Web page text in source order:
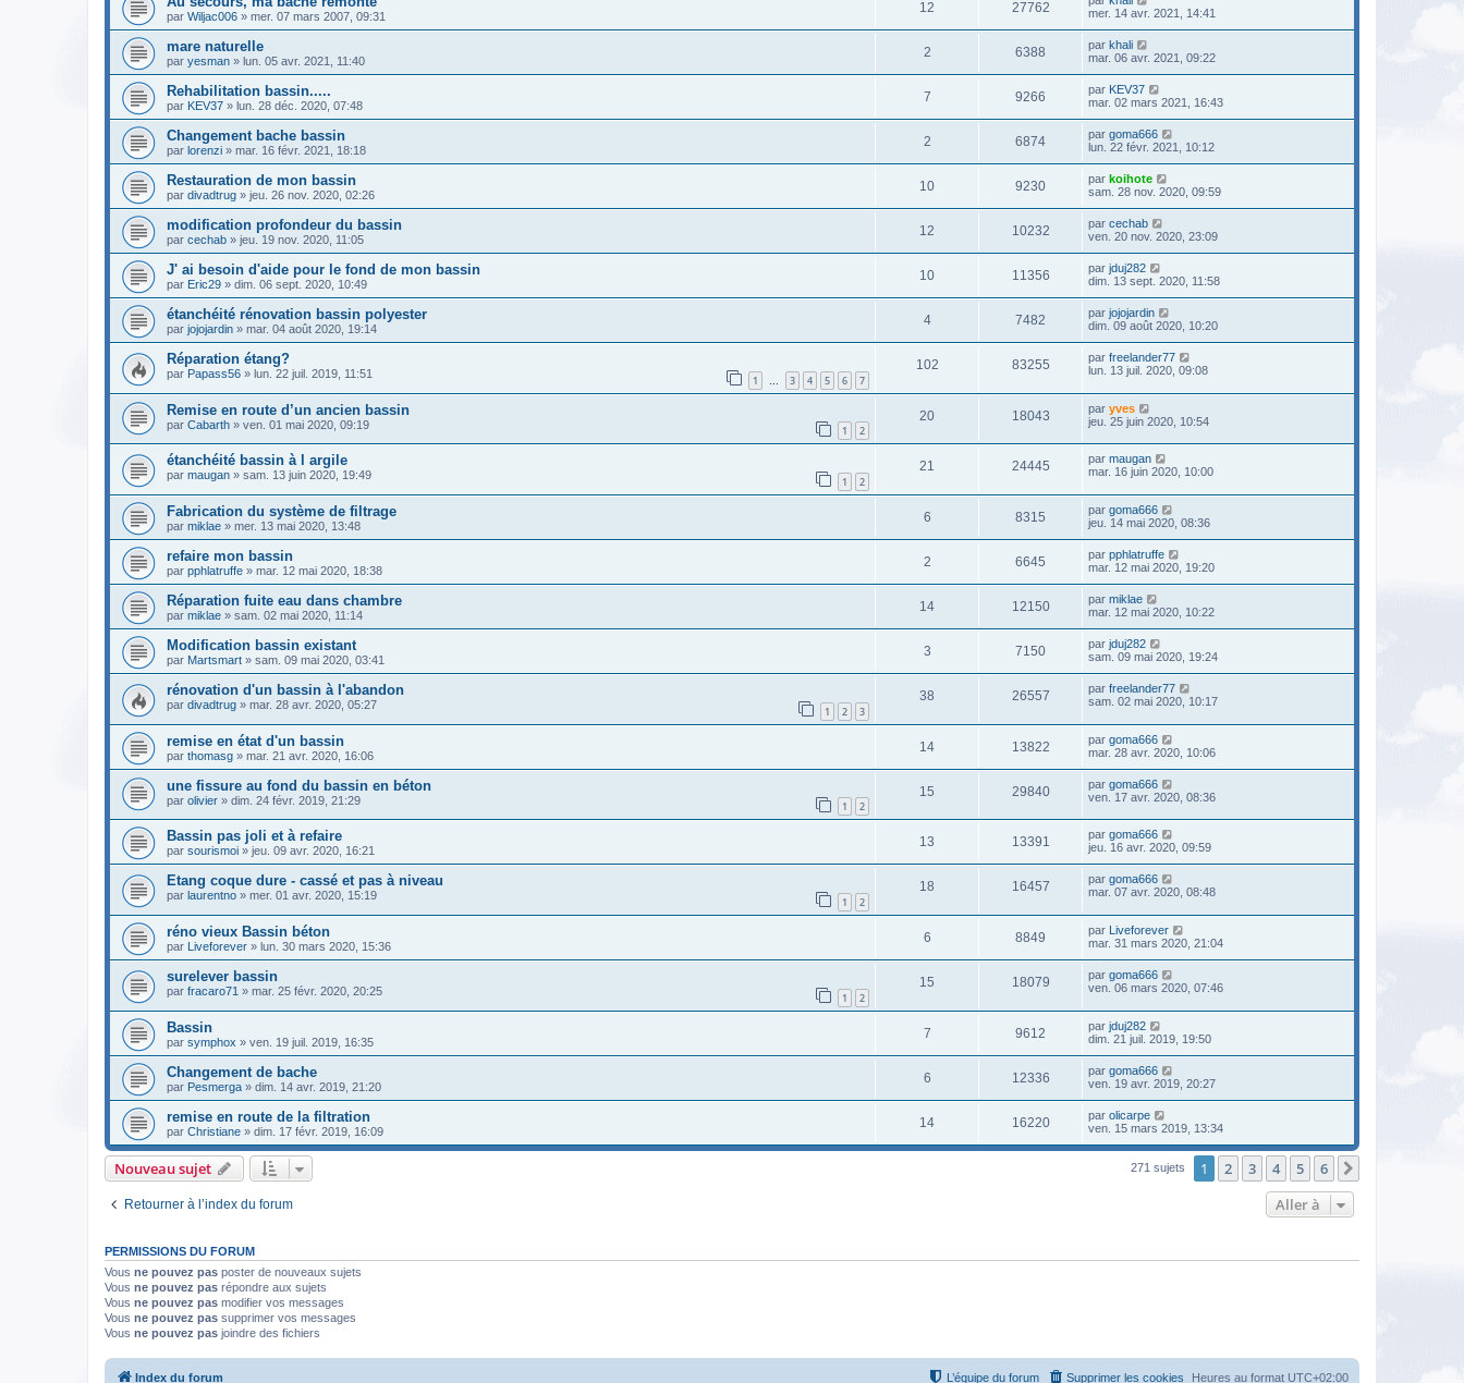
par Wiljac006 » mer. 07 mars 2007, 09:31
12 27762
mer. 14 avr. 2021, 14:41
mare naturelle
par yesman » lun. 05 avr. 2021, 11:40
2 6388 par khali
mar. 06 avr. 2021, 09:22
Rehabilitation bassin.....
par KEV37 » lun. 28 déc. 2020, 07:48
7 9266 par KEV37
mar. 02 mars 2021, 16:43
Changement bache bassin
par lorenzi » mar. 16 févr. 2021, 18:18
2 6874 par goma666
lun. 22 févr. 2021, 10:12
Restauration de mon bassin
par divadtrug » jeu. 26 nov. 2020, 02:26
10 9230 par koihote
sam. 28 nov. 2020, 09:59
modification profondeur du bassin
par cechab » jeu. 19 nov. 2020, 11:05
12 10232 par cechab
ven. 20 nov. 2020, 23:09
J' ai besoin d'aide pour le fond de mon bassin
par Eric29 » dim. 06 sept. 2020, 10:49
10 11356 par jduj282
dim. 13 sept. 2020, 11:58
étanchéité rénovation bassin polyester
par jojojardin » mar. 04 août 2020, 19:14
4 7482 par jojojardin
dim. 09 août 2020, 10:20
Réparation étang?
par Papass56 » lun. 22 juil. 2019, 11:51 1 … 3 4 5 6 7
102 83255 par freelander77
lun. 13 juil. 2020, 09:08
Remise en route d’un ancien bassin
par Cabarth » ven. 01 mai 2020, 09:19 1 2
20 18043 par yves
jeu. 25 juin 2020, 10:54
étanchéité bassin à l argile
par maugan » sam. 13 juin 2020, 19:49 1 2
21 24445 par maugan
mar. 16 juin 2020, 10:00
Fabrication du système de filtrage
par miklae » mer. 13 mai 2020, 13:48
6 8315 par goma666
jeu. 14 mai 2020, 08:36
refaire mon bassin
par pphlatruffe » mar. 12 mai 2020, 18:38
2 6645 par pphlatruffe
mar. 12 mai 2020, 19:20
Réparation fuite eau dans chambre
par miklae » sam. 02 mai 2020, 11:14
14 12150 par miklae
mar. 12 mai 2020, 10:22
Modification bassin existant
par Martsmart » sam. 09 mai 2020, 03:41
3 7150 par jduj282
sam. 09 mai 2020, 19:24
rénovation d'un bassin à l'abandon
par divadtrug » mar. 28 avr. 2020, 05:27 1 2 3
38 26557 par freelander77
sam. 02 mai 2020, 10:17
remise en état d'un bassin
par thomasg » mar. 21 avr. 2020, 16:06
14 13822 par goma666
mar. 28 avr. 2020, 10:06
une fissure au fond du bassin en béton
par olivier » dim. 24 févr. 2019, 21:29 1 2
15 29840 par goma666
ven. 17 avr. 2020, 08:36
Bassin pas joli et à refaire
par sourismoi » jeu. 09 avr. 2020, 16:21
13 13391 par goma666
jeu. 16 avr. 2020, 09:59
Etang coque dure - cassé et pas à niveau
par laurentno » mer. 01 avr. 2020, 15:19 1 2
18 16457 par goma666
mar. 07 avr. 2020, 08:48
réno vieux Bassin béton
par Liveforever » lun. 30 mars 2020, 15:36
6 8849 par Liveforever
mar. 31 mars 2020, 21:04
surelever bassin
par fracaro71 » mar. 25 févr. 2020, 20:25 1 2
15 18079 par goma666
ven. 06 mars 2020, 07:46
Bassin
par symphox » ven. 19 juil. 2019, 16:35
7 9612 par jduj282
dim. 21 juil. 2019, 19:50
Changement de bache
par Pesmerga » dim. 14 avr. 2019, 21:20
6 12336 par goma666
ven. 19 avr. 2019, 20:27
remise en route de la filtration
par Christiane » dim. 17 févr. 2019, 16:09
14 16220 par olicarpe
ven. 15 mars 2019, 13:34
Nouveau sujet 271 sujets 1 2 3 4 5 6
Retourner à l’index du forum Aller à
PERMISSIONS DU FORUM
Vous ne pouvez pas poster de nouveaux sujets
Vous ne pouvez pas répondre aux sujets
Vous ne pouvez pas modifier vos messages
Vous ne pouvez pas supprimer vos messages
Vous ne pouvez pas joindre des fichiers
Index du forum Heures au format UTC+02:00
Supprimer les cookies
L’équipe du forum